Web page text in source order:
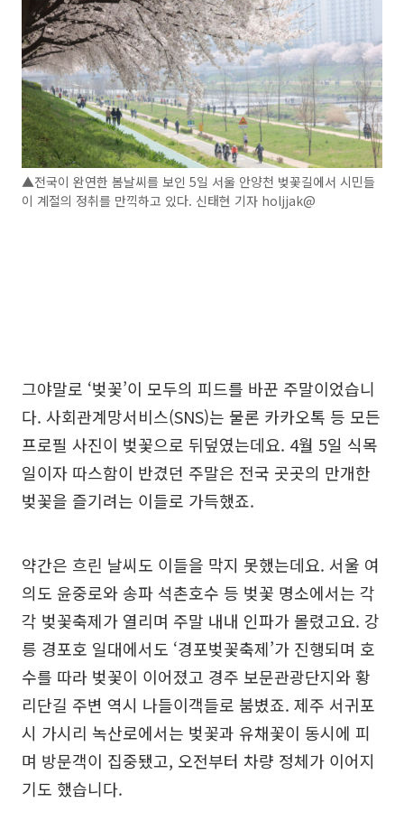
▲전국이 완연한 봄날씨를 보인 5일 서울 안양천 벚꽃길에서 시민들
이 계절의 정취를 만끽하고 있다. 신태현 기자 holjjak@
그야말로 ‘벚꽃’이 모두의 피드를 바꾼 주말이었습니
다. 사회관계망서비스(SNS)는 물론 카카오톡 등 모든
프로필 사진이 벚꽃으로 뒤덮였는데요. 4월 5일 식목
일이자 따스함이 반겼던 주말은 전국 곳곳의 만개한
벚꽃을 즐기려는 이들로 가득했죠.
약간은 흐린 날씨도 이들을 막지 못했는데요. 서울 여
의도 윤중로와 송파 석촌호수 등 벚꽃 명소에서는 각
각 벚꽃축제가 열리며 주말 내내 인파가 몰렸고요. 강
릉 경포호 일대에서도 ‘경포벚꽃축제’가 진행되며 호
수를 따라 벚꽃이 이어졌고 경주 보문관광단지와 황
리단길 주변 역시 나들이객들로 붐볐죠. 제주 서귀포
시 가시리 녹산로에서는 벚꽃과 유채꽃이 동시에 피
며 방문객이 집중됐고, 오전부터 차량 정체가 이어지
기도 했습니다.